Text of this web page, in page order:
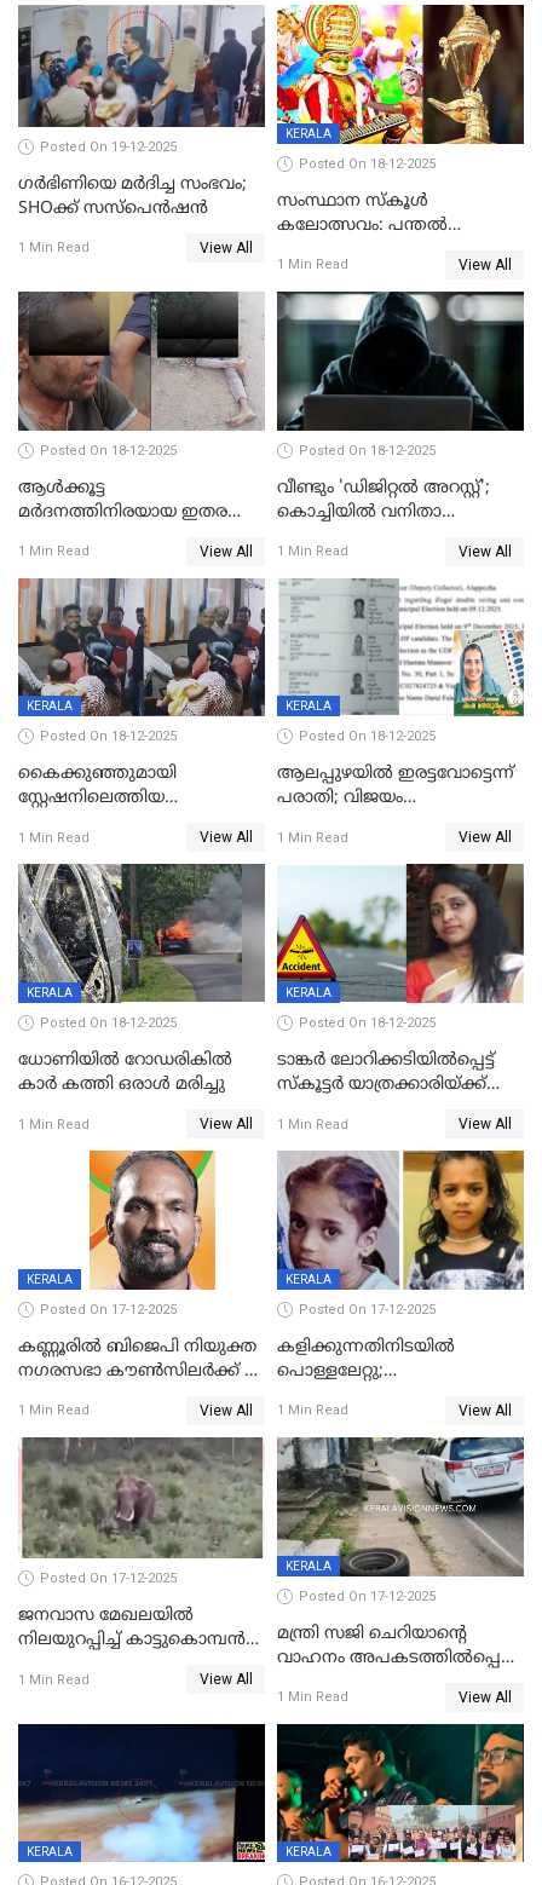
Posted On 19-12-2025
ഗര്‍ഭിണിയെ മർദിച്ച സംഭവം;
SHOക്ക് സസ്പെൻഷൻ
1 Min Read View All
KERALA
Posted On 18-12-2025
സംസ്ഥാന സ്കൂൾ
കലോത്സവം: പന്തൽ
1 Min Read View All
Posted On 18-12-2025
ആൾക്കൂട്ട
മർദനത്തിനിരയായ ഇതര
നടുക്കുന്ന സംഭവം
വാളയാറിൽ
1 Min Read View All
Posted On 18-12-2025
വീണ്ടും 'ഡിജിറ്റല്‍ അറസ്റ്റ്';
കൊച്ചിയില്‍ വനിതാ
കോടി രൂപ
1 Min Read View All
KERALA
Posted On 18-12-2025
കൈക്കുഞ്ഞുമായി
സ്റ്റേഷനിലെത്തിയ
കരണത്തടിച്ചു; CC ടിവി
ദൃശ്യങ്ങൾ പുറത്ത്
1 Min Read View All
KERALA
Posted On 18-12-2025
ആലപ്പുഴയിൽ ഇരട്ടവോട്ടെന്ന്
പരാതി; വിജയം
വാർഡിലെ എൽഡിഎഫ്
സ്ഥാനാർത്ഥി
1 Min Read View All
KERALA
Posted On 18-12-2025
ധോണിയിൽ റോഡരികിൽ
കാർ കത്തി ഒരാൾ മരിച്ചു
1 Min Read View All
KERALA
Posted On 18-12-2025
ടാങ്കർ ലോറിക്കടിയിൽപ്പെട്ട്
സ്കൂട്ടർ യാത്രക്കാരിയ്ക്ക്
കണ്ടോത്ത് ദേശീയ പാതയിൽ
1 Min Read View All
KERALA
Posted On 17-12-2025
കണ്ണൂരിൽ ബിജെപി നിയുക്ത
നഗരസഭാ കൗൺസിലർക്ക് 36
1 Min Read View All
KERALA
Posted On 17-12-2025
കളിക്കുന്നതിനിടയിൽ
പൊള്ളലേറ്റു;
ക്ലാസ് വിദ്യാർത്ഥിനി മരിച്ചു
1 Min Read View All
Posted On 17-12-2025
ജനവാസ മേഖലയില്‍
നിലയുറപ്പിച്ച് കാട്ടുകൊമ്പന്‍
1 Min Read View All
KERALA
Posted On 17-12-2025
മന്ത്രി സജി ചെറിയാന്റെ
വാഹനം അപകടത്തിൽപ്പെട്ടു;
രക്ഷപ്പെട്ടത് തലനാരിടയ്ക്ക്
1 Min Read View All
KERALA KERALA